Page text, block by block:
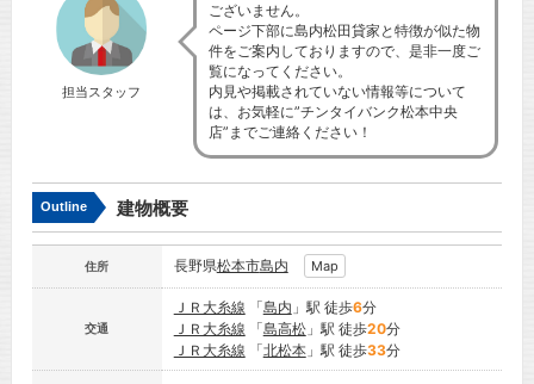
担当スタッフ
ございません。
ページ下部に島内松田貸家と特徴が似た物
件をご案内しておりますので、是非一度ご
覧になってください。
内見や掲載されていない情報等について
は、お気軽に”チンタイバンク松本中央
店”までご連絡ください！
Outline 建物概要
住所 長野県松本市島内 Map
交通
ＪＲ大糸線 「島内 」駅 徒歩6分
ＪＲ大糸線 「島高松」駅 徒歩20分
ＪＲ大糸線 「北松本」駅 徒歩33分